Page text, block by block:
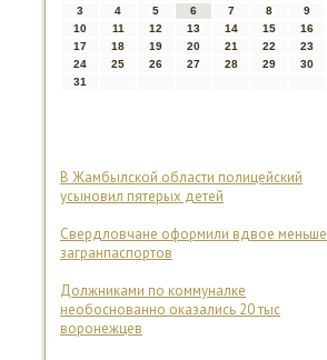
3
4 5 6 7 8
9
10
11 12 13 14 15
16
17
18 19 20 21 22
23
24
25 26 27 28 29
30
31
В Жамбылской области полицейский
усыновил пятерых детей
Свердловчане оформили вдвое меньше
загранпаспортов
Должниками по коммуналке
необоснованно оказались 20 тыс
воронежцев